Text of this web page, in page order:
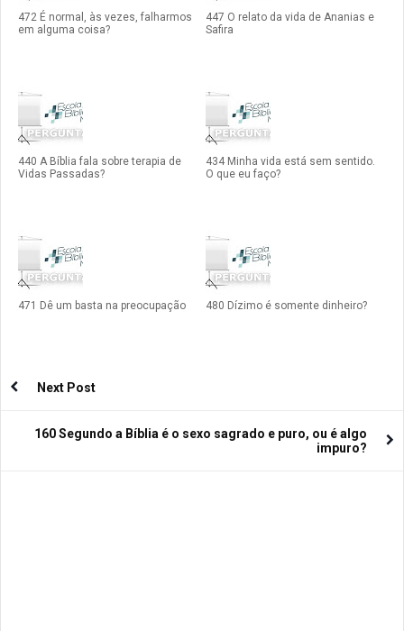
472 É normal, às vezes, falharmos
em alguma coisa?
447 O relato da vida de Ananias e
Safira
440 A Bíblia fala sobre terapia de
Vidas Passadas?
434 Minha vida está sem sentido.
O que eu faço?
471 Dê um basta na preocupação 480 Dízimo é somente dinheiro?
Next Post
160 Segundo a Bíblia é o sexo sagrado e puro, ou é algo
impuro?